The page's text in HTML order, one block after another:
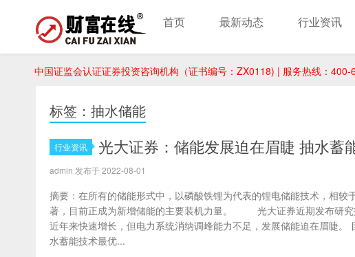
中国证监会认证证券投资咨询机构（证书编号：ZX0118) | 服务热线：400-
首页 最新动态 行业资讯
标签：抽水储能
行业资讯 光大证券：储能发展迫在眉睫 抽水蓄
admin 发布于 2022-08-01
摘要：在所有的储能形式中，以磷酸铁锂为代表的锂电储能技术，相较
著，目前正成为新增储能的主要装机力量。 光大证券近期发布研究
近年来快速增长，但电力系统消纳调峰能力不足，发展储能迫在眉睫。
水蓄能技术最优...